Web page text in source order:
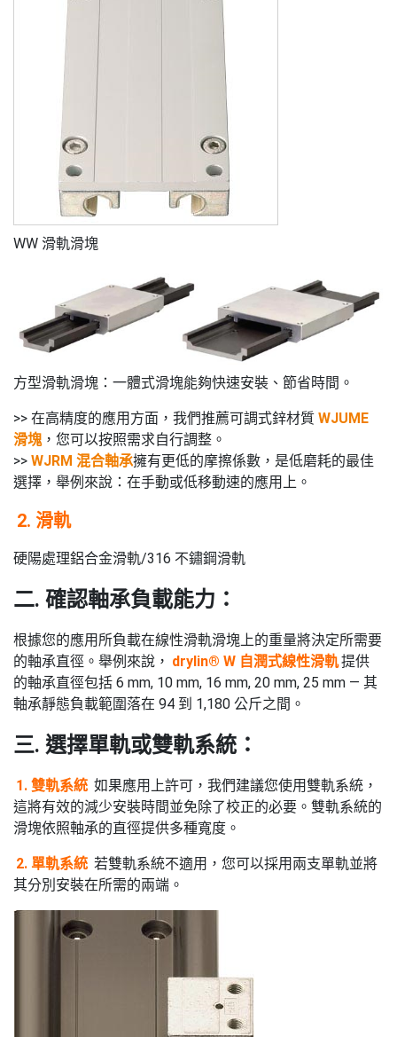
WW 滑軌滑塊
方型滑軌滑塊：一體式滑塊能夠快速安裝、節省時間。
>> 在高精度的應用方面，我們推薦可調式鋅材質 WJUME
滑塊，您可以按照需求自行調整。
>> WJRM 混合軸承擁有更低的摩擦係數，是低磨耗的最佳
選擇，舉例來說：在手動或低移動速的應用上。
2. 滑軌
硬陽處理鋁合金滑軌/316 不鏽鋼滑軌
二. 確認軸承負載能力：
根據您的應用所負載在線性滑軌滑塊上的重量將決定所需要
的軸承直徑。舉例來說， drylin® W 自潤式線性滑軌提供
的軸承直徑包括 6 mm, 10 mm, 16 mm, 20 mm, 25 mm — 其
軸承靜態負載範圍落在 94 到 1,180 公斤之間。
三. 選擇單軌或雙軌系統：
1. 雙軌系統 如果應用上許可，我們建議您使用雙軌系統，
這將有效的減少安裝時間並免除了校正的必要。雙軌系統的
滑塊依照軸承的直徑提供多種寬度。
2. 單軌系統 若雙軌系統不適用，您可以採用兩支單軌並將
其分別安裝在所需的兩端。